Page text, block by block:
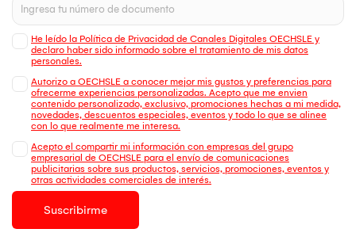
He leído la Política de Privacidad de Canales Digitales OECHSLE y
declaro haber sido informado sobre el tratamiento de mis datos
personales.
Autorizo a OECHSLE a conocer mejor mis gustos y preferencias para
ofrecerme experiencias personalizadas. Acepto que me envien
contenido personalizado, exclusivo, promociones hechas a mi medida,
novedades, descuentos especiales, eventos y todo lo que se alinee
con lo que realmente me interesa.
Acepto el compartir mi información con empresas del grupo
empresarial de OECHSLE para el envío de comunicaciones
publicitarias sobre sus productos, servicios, promociones, eventos y
otras actividades comerciales de interés.
Suscribirme